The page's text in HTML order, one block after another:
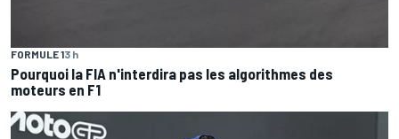
FORMULE 13 h
Pourquoi la FIA n'interdira pas les algorithmes des
moteurs en F1